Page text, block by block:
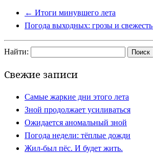
← Итоги минувшего лета
Погода выходных: грозы и свежесть
Найти:
Свежие записи
Самые жаркие дни этого лета
Зной продолжает усиливаться
Ожидается аномальный зной
Погода недели: тёплые дожди
Жил-был пёс. И будет жить.